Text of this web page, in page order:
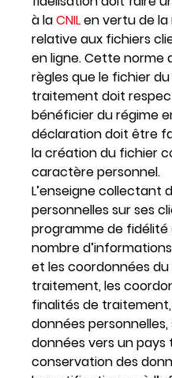
à laCNILen vertu de la
relative aux fichiers
en ligne. Cette norme
règles que le fichier
traitement doit
bénéficier du régime
déclaration doit être
la création du fichier
caractère personnel.
L’enseigne collectant
personnelles sur ses
programme de
nombre
et les coordonnées
traitement, les
finalités de
données
données vers un pays
conservation des